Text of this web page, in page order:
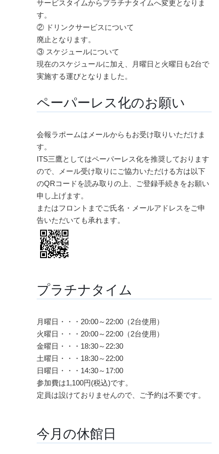
サービスタイムからプラチナタイムへ変更となりま
す。
② ドリンクサービスについて
廃止となります。
③ スケジュールについて
現在のスケジュールに加え、月曜日と火曜日も2台で
実施する運びとなりました。
ペーパーレス化のお願い
会報ラポームはメールからもお受け取りいただけま
す。
ITS三鷹としてはペーパーレス化を推奨しております
ので、メール受け取りにご協力いただける方は以下
のQRコードを読み取りの上、ご登録手続きをお願い
申し上げます。
またはフロントまでご氏名・メールアドレスをご申
告いただいても承れます。
プラチナタイム
月曜日・・・20:00～22:00（2台使用）
火曜日・・・20:00～22:00（2台使用）
金曜日・・・18:30～22:30
土曜日・・・18:30～22:00
日曜日・・・14:30～17:00
参加費は1,100円(税込)です。
定員は設けておりませんので、ご予約は不要です。
今月の休館日